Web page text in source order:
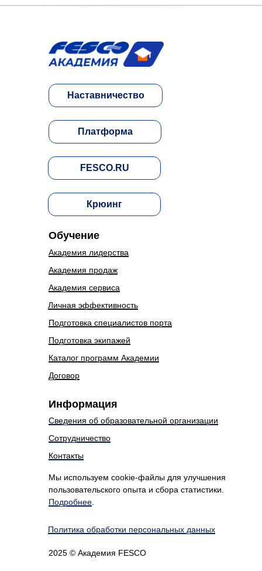
Контакты
Сотрудничество
Сведения об образовательной организации
Информация
Договор
Каталог программ Академии
Подготовка экипажей
Подготовка специалистов порта
Академия продаж
Академия сервиса
Личная эффективность
Академия лидерства
Обучение
Наставничество
Платформа
FESCO.RU
Крюинг
Политика обработки персональных данных
2025 © Академия FESCO
Мы используем cookie-файлы для улучшения
пользовательского опыта и сбора статистики.
Подробнее